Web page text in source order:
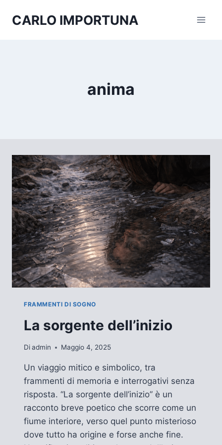
CARLO IMPORTUNA
anima
FRAMMENTI DI SOGNO
La sorgente dell’inizio
Diadmin Maggio 4, 2025
Un viaggio mitico e simbolico, tra
frammenti di memoria e interrogativi senza
risposta. “La sorgente dell’inizio” è un
racconto breve poetico che scorre come un
fiume interiore, verso quel punto misterioso
dove tutto ha origine e forse anche fine.